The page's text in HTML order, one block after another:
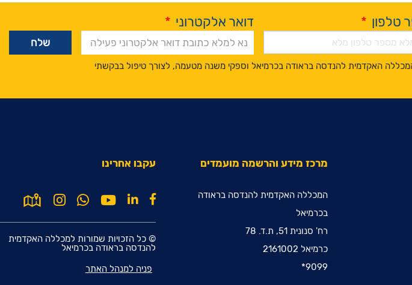
טלפון * דואר אלקטרוני *
האקדמית להנדסה בראודה בכרמיאל וספקי משנה מטעמה, לצורך טיפול בבקשתי
מרכז מידע והרשמה מועמדים
המכללה האקדמית להנדסה בראודה
בכרמיאל
רח' סנונית 51, ת.ד. 78
כרמיאל 2161002
9099*
עקבו אחרינו
© כל הזכויות שמורות למכללה האקדמית
להנדסה בראודה בכרמיאל
פניה למנהל האתר